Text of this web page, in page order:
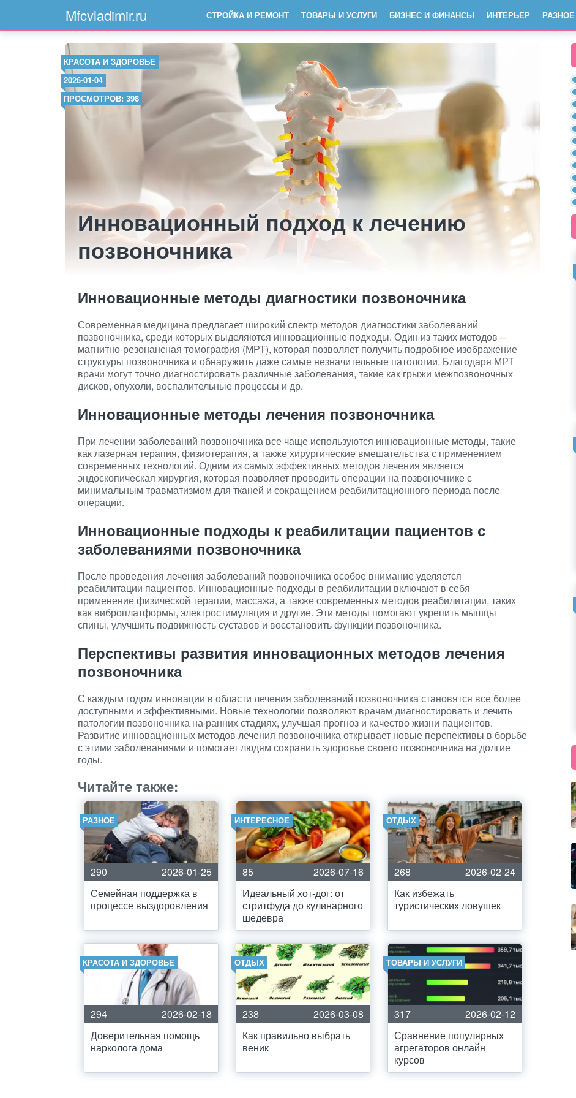
Mfcvladimir.ru СТРОЙКА И РЕМОНТ ТОВАРЫ И УСЛУГИ БИЗНЕС И ФИНАНСЫ ИНТЕРЬЕР РАЗНОЕ
КРАСОТА И ЗДОРОВЬЕ
2026-01-04
ПРОСМОТРОВ: 398
Инновационный подход к лечению
позвоночника
Инновационные методы диагностики позвоночника
Современная медицина предлагает широкий спектр методов диагностики заболеваний
позвоночника, среди которых выделяются инновационные подходы. Один из таких методов –
магнитно-резонансная томография (МРТ), которая позволяет получить подробное изображение
структуры позвоночника и обнаружить даже самые незначительные патологии. Благодаря МРТ
врачи могут точно диагностировать различные заболевания, такие как грыжи межпозвоночных
дисков, опухоли, воспалительные процессы и др.
Инновационные методы лечения позвоночника
При лечении заболеваний позвоночника все чаще используются инновационные методы, такие
как лазерная терапия, физиотерапия, а также хирургические вмешательства с применением
современных технологий. Одним из самых эффективных методов лечения является
эндоскопическая хирургия, которая позволяет проводить операции на позвоночнике с
минимальным травматизмом для тканей и сокращением реабилитационного периода после
операции.
Инновационные подходы к реабилитации пациентов с
заболеваниями позвоночника
После проведения лечения заболеваний позвоночника особое внимание уделяется
реабилитации пациентов. Инновационные подходы в реабилитации включают в себя
применение физической терапии, массажа, а также современных методов реабилитации, таких
как виброплатформы, электростимуляция и другие. Эти методы помогают укрепить мышцы
спины, улучшить подвижность суставов и восстановить функции позвоночника.
Перспективы развития инновационных методов лечения
позвоночника
С каждым годом инновации в области лечения заболеваний позвоночника становятся все более
доступными и эффективными. Новые технологии позволяют врачам диагностировать и лечить
патологии позвоночника на ранних стадиях, улучшая прогноз и качество жизни пациентов.
Развитие инновационных методов лечения позвоночника открывает новые перспективы в борьбе
с этими заболеваниями и помогает людям сохранить здоровье своего позвоночника на долгие
годы.
Читайте также:
РАЗНОЕ
290
2026-01-25
Семейная поддержка в
процессе выздоровления
ИНТЕРЕСНОЕ
85
2026-07-16
Идеальный хот-дог: от
стритфуда до кулинарного
шедевра
ОТДЫХ
268
2026-02-24
Как избежать
туристических ловушек
КРАСОТА И ЗДОРОВЬЕ
294
2026-02-18
Доверительная помощь
нарколога дома
ОТДЫХ
238
2026-03-08
Как правильно выбрать
веник
ТОВАРЫ И УСЛУГИ
317
2026-02-12
Сравнение популярных
агрегаторов онлайн
курсов